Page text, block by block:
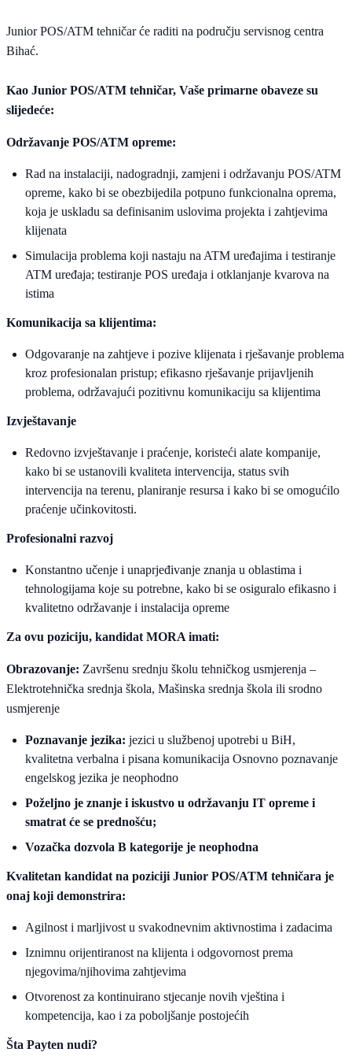
Junior POS/ATM tehničar će raditi na području servisnog centra
Bihać.
Kao Junior POS/ATM tehničar, Vaše primarne obaveze su
slijedeće:
Održavanje POS/ATM opreme:
Rad na instalaciji, nadogradnji, zamjeni i održavanju POS/ATM
opreme, kako bi se obezbijedila potpuno funkcionalna oprema,
koja je uskladu sa definisanim uslovima projekta i zahtjevima
klijenata
Simulacija problema koji nastaju na ATM uređajima i testiranje
ATM uređaja; testiranje POS uređaja i otklanjanje kvarova na
istima
Komunikacija sa klijentima:
Odgovaranje na zahtjeve i pozive klijenata i rješavanje problema
kroz profesionalan pristup; efikasno rješavanje prijavljenih
problema, održavajući pozitivnu komunikaciju sa klijentima
Izvještavanje
Redovno izvještavanje i praćenje, koristeći alate kompanije,
kako bi se ustanovili kvaliteta intervencija, status svih
intervencija na terenu, planiranje resursa i kako bi se omogućilo
praćenje učinkovitosti.
Profesionalni razvoj
Konstantno učenje i unaprjeđivanje znanja u oblastima i
tehnologijama koje su potrebne, kako bi se osiguralo efikasno i
kvalitetno održavanje i instalacija opreme
Za ovu poziciju, kandidat MORA imati:
Obrazovanje: Završenu srednju školu tehničkog usmjerenja –
Elektrotehnička srednja škola, Mašinska srednja škola ili srodno
usmjerenje
Poznavanje jezika: jezici u službenoj upotrebi u BiH,
kvalitetna verbalna i pisana komunikacija Osnovno poznavanje
engelskog jezika je neophodno
Poželjno je znanje i iskustvo u održavanju IT opreme i
smatrat će se prednošću;
Vozačka dozvola B kategorije je neophodna
Kvalitetan kandidat na poziciji Junior POS/ATM tehničara je
onaj koji demonstrira:
Agilnost i marljivost u svakodnevnim aktivnostima i zadacima
Iznimnu orijentiranost na klijenta i odgovornost prema
njegovima/njihovima zahtjevima
Otvorenost za kontinuirano stjecanje novih vještina i
kompetencija, kao i za poboljšanje postojećih
Šta Payten nudi?